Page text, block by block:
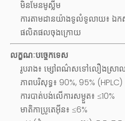
មិនមែនមូស្លីម
ការតាមដានយ៉ាងទូលំទូលាយ៖ ឯ
ផលិតផលចុងក្រោយ
លក្ខណៈបច្ចេកទេស
រូបរាង៖ ម្សៅពណ៌សទៅលឿងស្រា
ភាពបរិសុទ្ធ៖ 90%, 95% (HPLC)
ការបាត់បង់លើការសម្ងួត៖ ≤10%
មាតិកាប្រូតេអ៊ីន៖ ≤6%